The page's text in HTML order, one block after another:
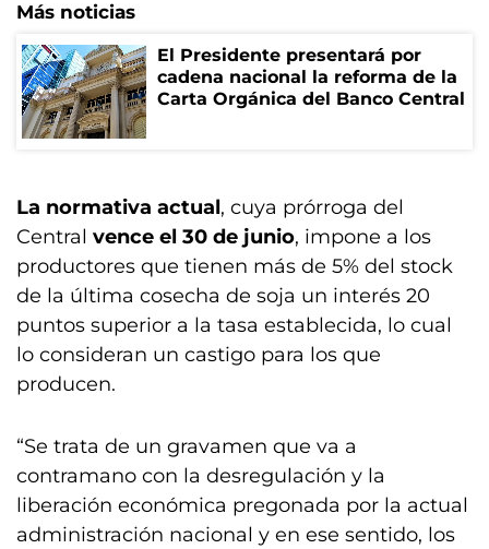
Más noticias
El Presidente presentará por
cadena nacional la reforma de la
Carta Orgánica del Banco Central
La normativa actual, cuya prórroga del
Central vence el 30 de junio, impone a los
productores que tienen más de 5% del stock
de la última cosecha de soja un interés 20
puntos superior a la tasa establecida, lo cual
lo consideran un castigo para los que
producen.
“Se trata de un gravamen que va a
contramano con la desregulación y la
liberación económica pregonada por la actual
administración nacional y en ese sentido, los